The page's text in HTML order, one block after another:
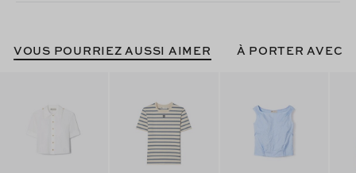
VOUS POURRIEZ AUSSI AIMER À PORTER AVEC